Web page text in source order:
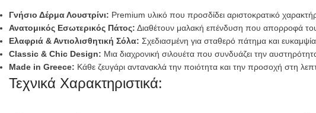
Γνήσιο Δέρμα Λουστρίνι: Premium υλικό που προσδίδει αριστοκρατικό
Ανατομικός Εσωτερικός Πάτος: Διαθέτουν μαλακή επένδυση που απορροφά
Ελαφριά & Αντιολισθητική Σόλα: Σχεδιασμένη για σταθερό πάτημα και
Classic & Chic Design: Μια διαχρονική σιλουέτα που συνδυάζει την
Made in Greece: Κάθε ζευγάρι αντανακλά την ποιότητα και την προσοχή στη
Τεχνικά Χαρακτηριστικά: